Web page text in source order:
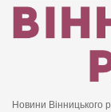
Новини Вінницького